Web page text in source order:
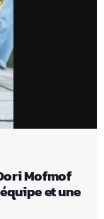
Mofmof
et une